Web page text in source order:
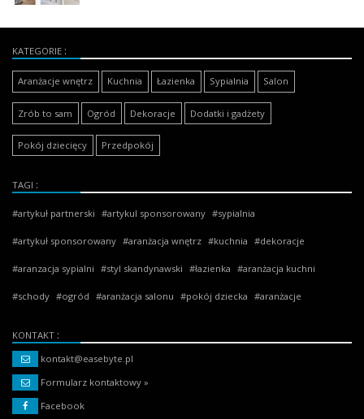
KATEGORIE
Aranżacje wnętrz Kuchnia Łazienka Sypialnia Salon
Zrób to sam Ogród Dekoracje Dodatki i gadżety
Pokój dziecięcy Przedpokój
TAGI
artykuł partnerski artykul sponsorowany sypialnia
artykuł sponsorowany aranżacja wnętrz kuchnia dekoracje
aranzacja sypialni styl skandynawski łazienka aranżacja kuchni
schody ogród aranżacja salonu pokój dziecka aranżacje
KONTAKT
kontakt@easebyte.pl
Formularz kontaktowy »
Facebook